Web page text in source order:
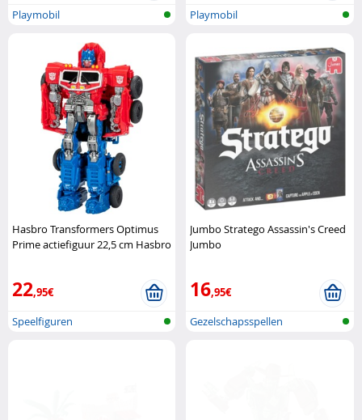
Playmobil Playmobil
Hasbro Transformers Optimus
Prime actiefiguur 22,5 cm Hasbro
22,95€
Speelfiguren
Jumbo Stratego Assassin's Creed
Jumbo
16,95€
Gezelschapsspellen